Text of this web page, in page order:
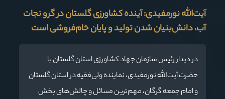
آیت‌الله نورمفیدی: آینده کشاورزی گلستان در گرو نجات
آب، دانش‌بنیان شدن تولید و پایان خام‌فروشی است
در دیدار رئیس سازمان جهاد کشاورزی استان گلستان با
حضرت آیت‌الله نورمفیدی، نماینده ولی‌فقیه در استان گلستان
و امام جمعه گرگان، مهم‌ترین مسائل و چالش‌های بخش